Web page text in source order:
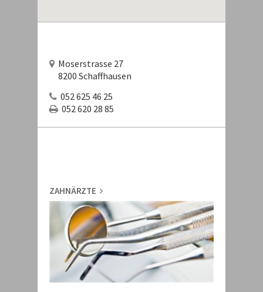
Moserstrasse 27
8200 Schaffhausen
052 625 46 25
052 620 28 85
ZAHNÄRZTE